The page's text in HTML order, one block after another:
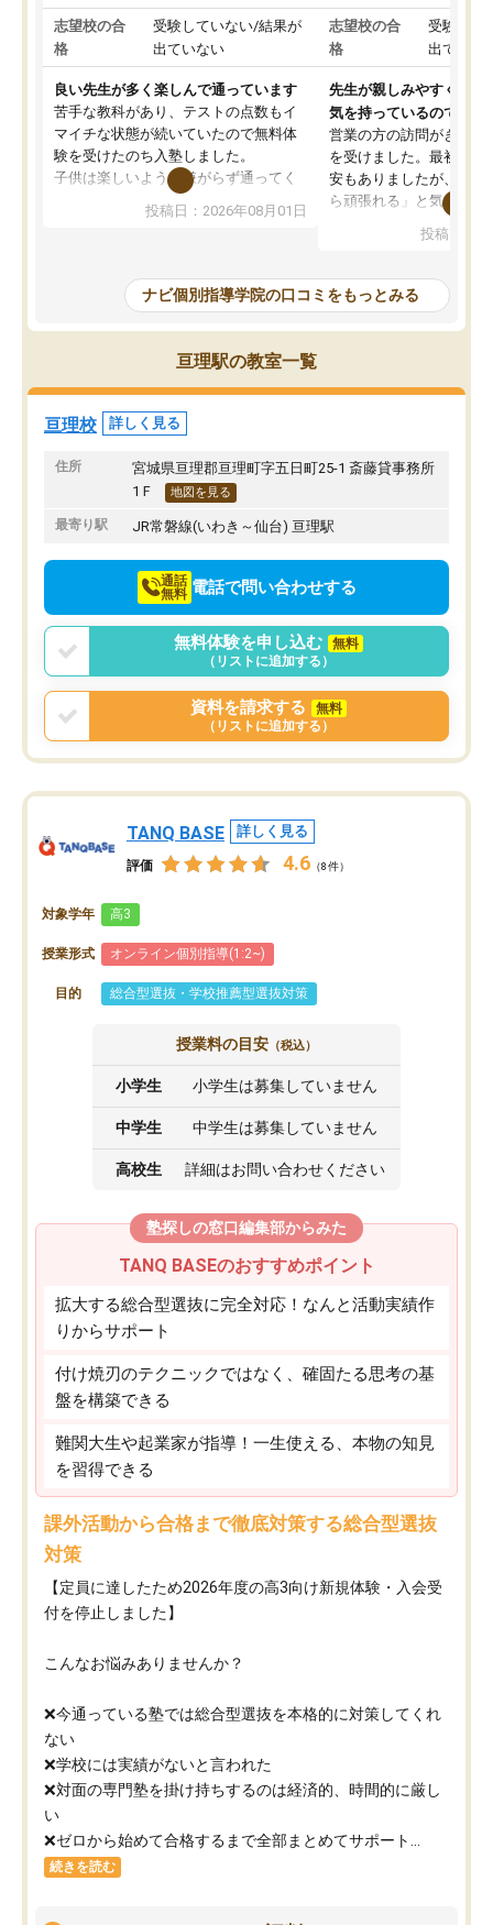
志望校の合
格
受験していない/結果が
出ていない
良い先生が多く楽しんで通っています
苦手な教科があり、テストの点数もイ
マイチな状態が続いていたので無料体
験を受けたのち入塾しました。
子供は楽しいようで嫌がらず通ってく
先生は良い方が多く、いつも笑顔で対
教室は少し狭い印象なので夜の時間帯
など生徒さんが多い時間帯は手狭では
ないかな？と感じます。
また駅前にあるのでアクセスは良いで
すが駐車場がないのでお迎えの際に近
隣のコインパーキングを利用または路
上駐車をするしかない点が少し不便で
投稿日：2026年08月01日
志望校の合
格
受験して
出ていな
先生が親しみやすく勉強
気を持っているので安心
営業の方の訪問がきっか
を受けました。最初は続
安もありましたが、子ど
ら頑張れる」と気に入り
ても分かりやすく、学
方を丁寧に教えてくださ
が深まっていると感じま
熱心で、一人ひとりの苦
前より勉強に前向きに取
りたいと思える塾です。
投稿日：
ナビ個別指導学院の口コミをもっとみる
亘理駅の教室一覧
亘理校 詳しく見る
住所
宮城県亘理郡亘理町字五日町25-1 斎藤貸事務所
1Ｆ
地図を見る
最寄り駅 JR常磐線(いわき～仙台) 亘理駅
通話
無料 電話で問い合わせする
無料体験を申し込む
無料
（リストに追加する）
資料を請求する
無料
（リストに追加する）
TANQ BASE 詳しく見る
評価 4.6 （8件）
対象学年 高3
授業形式 オンライン個別指導(1:2~)
目的 総合型選抜・学校推薦型選抜対策
授業料の目安 （税込）
小学生 小学生は募集していません
中学生 中学生は募集していません
高校生 詳細はお問い合わせください
塾探しの窓口編集部からみた
TANQ BASEのおすすめポイント
拡大する総合型選抜に完全対応！なんと活動実績作
りからサポート
付け焼刃のテクニックではなく、確固たる思考の基
盤を構築できる
難関大生や起業家が指導！一生使える、本物の知見
を習得できる
課外活動から合格まで徹底対策する総合型選抜
対策
【定員に達したため2026年度の高3向け新規体験・入会受
付を停止しました】
こんなお悩みありませんか？
❌今通っている塾では総合型選抜を本格的に対策してくれ
ない
❌学校には実績がないと言われた
❌対面の専門塾を掛け持ちするのは経済的、時間的に厳し
い
❌ゼロから始めて合格するまで全部まとめてサポート...
続きを読む